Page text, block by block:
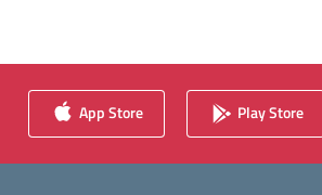
App Store Play Store